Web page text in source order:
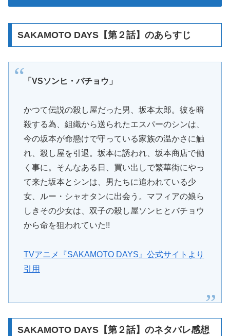
SAKAMOTO DAYS【第２話】のあらすじ
「VSソンヒ・バチョウ」
かつて伝説の殺し屋だった男、坂本太郎。彼を暗
殺する為、組織から送られたエスパーのシンは、
今の坂本が命懸けで守っている家族の温かさに触
れ、殺し屋を引退。坂本に誘われ、坂本商店で働
く事に。そんなある日、買い出しで繁華街にやっ
て来た坂本とシンは、男たちに追われている少
女、ルー・シャオタンに出会う。マフィアの娘ら
しきその少女は、双子の殺し屋ソンヒとバチョウ
から命を狙われていた!!
TVアニメ『SAKAMOTO DAYS』公式サイトより
引用
SAKAMOTO DAYS【第２話】のネタバレ感想